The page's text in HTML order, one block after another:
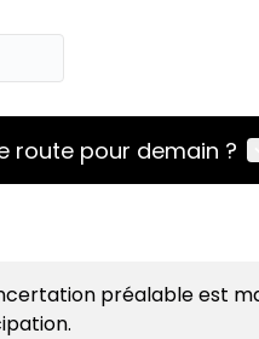
route pour demain ?
préalable est